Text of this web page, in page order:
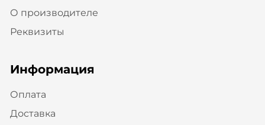
О производителе
Реквизиты
Информация
Оплата
Доставка